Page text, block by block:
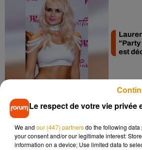
"Party
est
Le respect de votre vie privée
We and our (447) partnersdo the following
your consent and/or our legitimate interest:
information on a device; Use limited data to